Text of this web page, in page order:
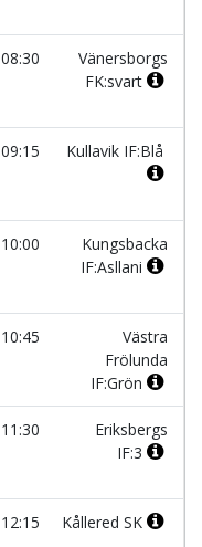
08:30
Vänersborgs
FK:svart
09:15 Kullavik IF:Blå
10:00
Kungsbacka
IF:Asllani
10:45
Västra
Frölunda
IF:Grön
11:30
Eriksbergs
IF:3
12:15 Kållered SK